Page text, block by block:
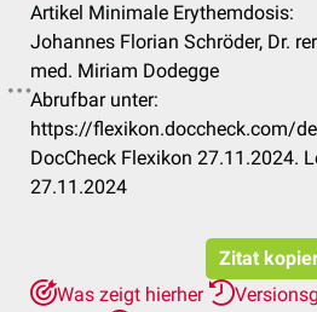
Artikel Minimale Erythemdosis:
Johannes Florian Schröder, Dr.
med. Miriam Dodegge
Abrufbar unter:
https://flexikon.doccheck.com/
DocCheck Flexikon 27.11.2024.
27.11.2024
Zitat
Was zeigt hierher